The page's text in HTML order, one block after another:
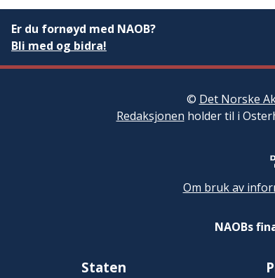
Er du fornøyd med NAOB?
Bli med og bidra!
© Det Norske
Redaksjonen holder til i
Om bruk av
NAOBs
Staten